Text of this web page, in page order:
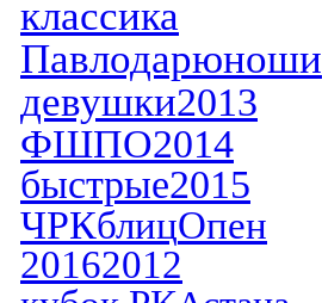
классика
Павлодарюноши
девушки2013
ФШПО2014
быстрые2015
ЧРКблицОпен
20162012